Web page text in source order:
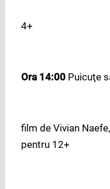
4+
Ora 14:00 Puicuţe
film de Vivian
pentru 12+